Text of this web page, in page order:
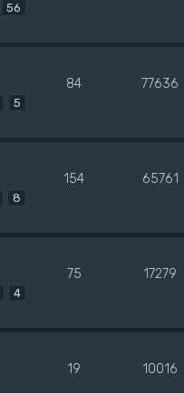
56
5
84 77636
8
154 65761
4
75 17279
19 10016